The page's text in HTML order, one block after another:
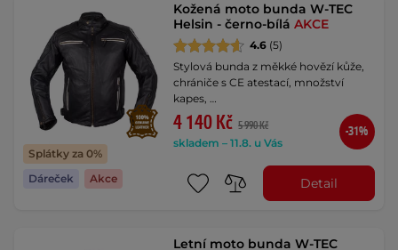
Splátky za 0%
Dáreček
Akce
Kožená moto bunda W-TEC
Helsin - černo-bíláAKCE
4.6 (5)
Stylová bunda z měkké hovězí kůže,
chrániče s CE atestací, množství
kapes, …
4 140 Kč 5 990 Kč
skladem – 11.8. u Vás
-31%
Detail
Letní moto bunda W-TEC